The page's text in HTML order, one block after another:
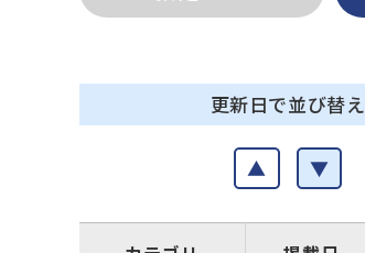
更新日で並び替え
▲ ▼